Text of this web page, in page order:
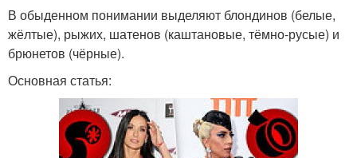
В обыденном понимании выделяют блондинов (белые,
жёлтые), рыжих, шатенов (каштановые, тёмно-русые) и
брюнетов (чёрные).
Основная статья: